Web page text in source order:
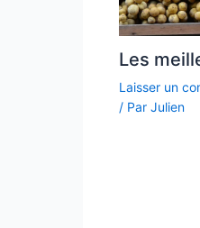
Les
Laisser un
/ Par Julien